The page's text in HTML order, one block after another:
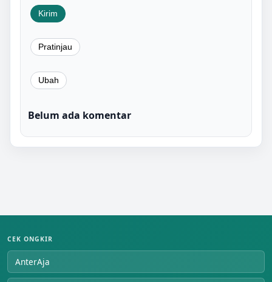
Belum ada komentar
CEK ONGKIR
AnterAja